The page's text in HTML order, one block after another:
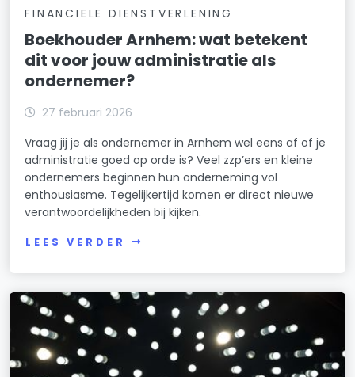
FINANCIELE DIENSTVERLENING
Boekhouder Arnhem: wat betekent
dit voor jouw administratie als
ondernemer?
27 februari 2026
Vraag jij je als ondernemer in Arnhem wel eens af of je
administratie goed op orde is? Veel zzp’ers en kleine
ondernemers beginnen hun onderneming vol
enthousiasme. Tegelijkertijd komen er direct nieuwe
verantwoordelijkheden bij kijken.
LEES VERDER